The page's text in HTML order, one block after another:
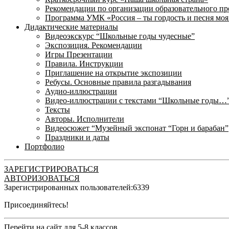
Рекомендации по организации образовательного
Программа УМК «Россия – ты гордость и песня
Дидактические материалы
Видеоэкскурс “Школьные годы чудесные”
Экспозиция. Рекомендации
Игры Презентации
Правила. Инструкции
Приглашение на открытие экспозиции
Ребусы. Основные правила разгадывания
Аудио-иллюстрации
Видео-иллюстрации с текстами “Школьные
Тексты
Авторы. Исполнители
Видеосюжет “Музейный экспонат “Горн и барабан”
Праздники и даты
Портфолио
ЗАРЕГИСТРИРОВАТЬСЯ
АВТОРИЗОВАТЬСЯ
Зарегистрированных пользователей:6339
Присоединяйтесь!
Перейти на сайт для 5-8 классов